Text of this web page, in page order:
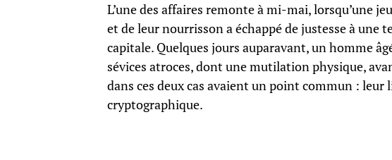
L’une des affaires remonte à mi-mai, lorsqu’une
et de leur nourrisson a échappé de justesse à une
capitale. Quelques jours auparavant, un homme
sévices atroces, dont une mutilation physique,
dans ces deux cas avaient un point commun : leur
cryptographique.